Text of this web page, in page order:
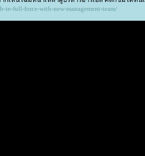
in-full-force-with-new-management-team/